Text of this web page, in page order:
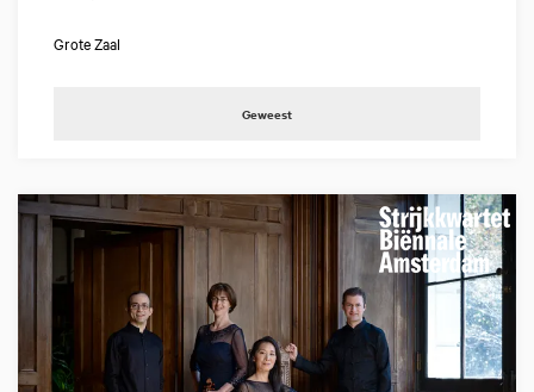
Grote Zaal
Geweest